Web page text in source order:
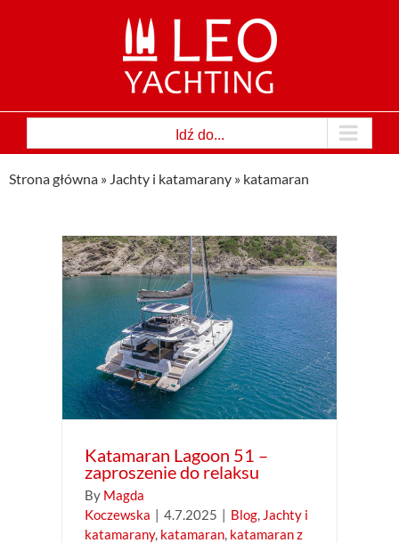
Idź do...
Strona główna » Jachty i katamarany » katamaran
Katamaran Lagoon 51 –
zaproszenie do relaksu
By Magda
Koczewska | 4.7.2025 | Blog, Jachty i
katamarany, katamaran, katamaran z